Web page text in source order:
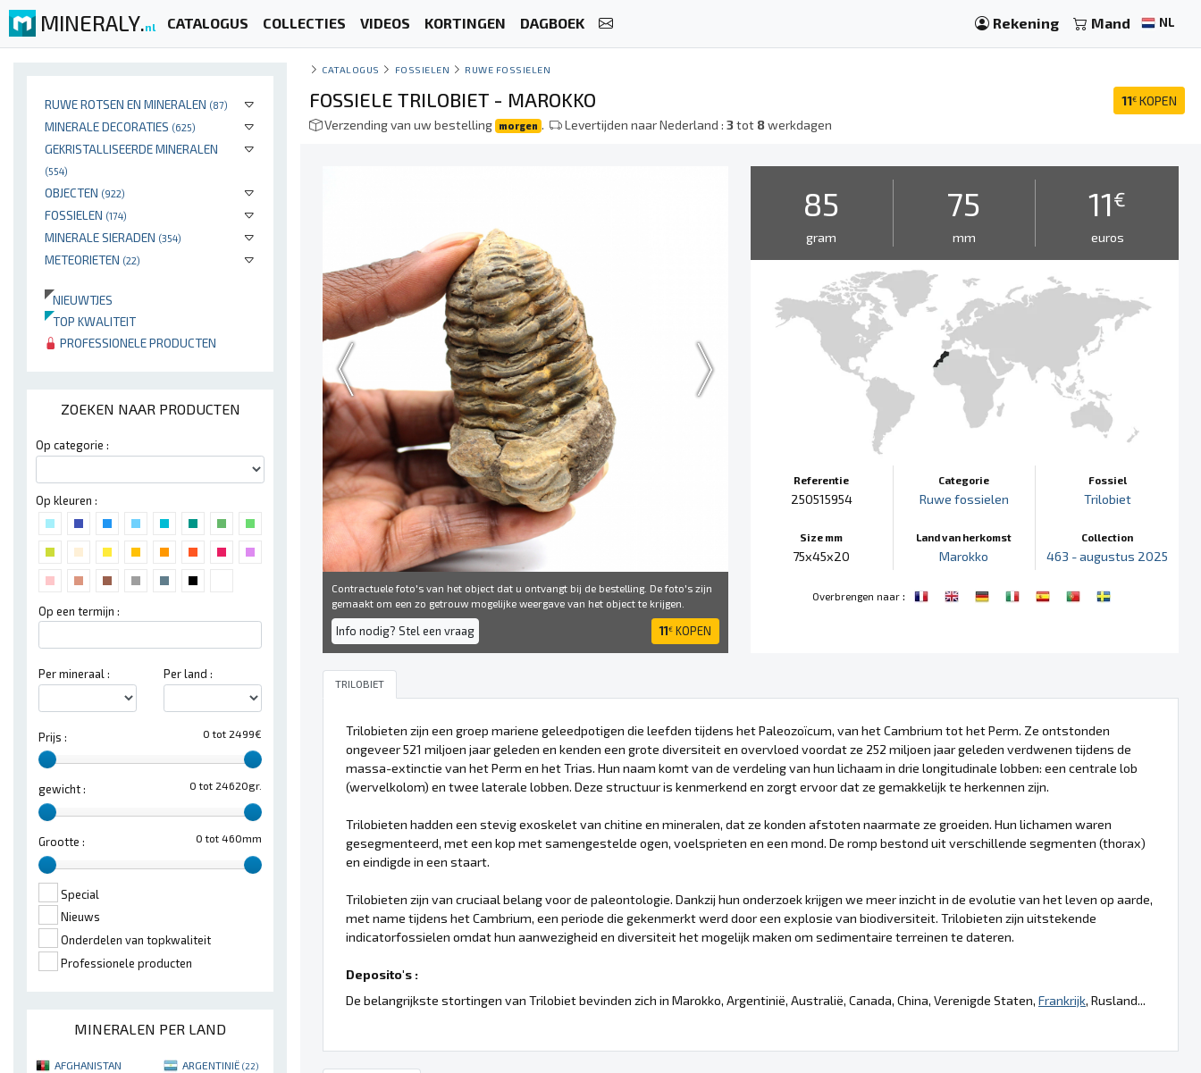
MINERALY.nl CATALOGUS COLLECTIES VIDEOS KORTINGEN DAGBOEK Rekening Mand NL
RUWE ROTSEN EN MINERALEN (87)
MINERALE DECORATIES (625)
GEKRISTALLISEERDE MINERALEN
(554)
OBJECTEN (922)
FOSSIELEN (174)
MINERALE SIERADEN (354)
METEORIETEN (22)
NIEUWTJES
TOP KWALITEIT
PROFESSIONELE PRODUCTEN
ZOEKEN NAAR PRODUCTEN
Op categorie :
Op kleuren :
Op een termijn :
Per mineraal : Per land :
0 tot 2499€
Prijs :
0 tot 24620gr.
gewicht :
0 tot 460mm
Grootte :
Special
Nieuws
Onderdelen van topkwaliteit
Professionele producten
MINERALEN PER LAND
AFGHANISTAN ARGENTINIË (22)
CATALOGUS FOSSIELEN RUWE FOSSIELEN
11€ KOPEN
FOSSIELE TRILOBIET - MAROKKO
Verzending van uw bestelling morgen . Levertijden naar Nederland :3tot 8werkdagen
Contractuele foto's van het object dat u ontvangt bij de bestelling. De foto's zijn
gemaakt om een ​​zo getrouw mogelijke weergave van het object te krijgen.
Info nodig? Stel een vraag 11€ KOPEN
85
gram
75
mm
11€
euros
Referentie
250515954
Size mm
75x45x20
Categorie
Ruwe fossielen
Land van herkomst
Marokko
Fossiel
Trilobiet
Collection
463 - augustus 2025
Overbrengen naar :
TRILOBIET
Trilobieten zijn een groep mariene geleedpotigen die leefden tijdens het Paleozoïcum, van het Cambrium tot het Perm. Ze ontstonden
ongeveer 521 miljoen jaar geleden en kenden een grote diversiteit en overvloed voordat ze 252 miljoen jaar geleden verdwenen tijdens de
massa-extinctie van het Perm en het Trias. Hun naam komt van de verdeling van hun lichaam in drie longitudinale lobben: een centrale lob
(wervelkolom) en twee laterale lobben. Deze structuur is kenmerkend en zorgt ervoor dat ze gemakkelijk te herkennen zijn.
Trilobieten hadden een stevig exoskelet van chitine en mineralen, dat ze konden afstoten naarmate ze groeiden. Hun lichamen waren
gesegmenteerd, met een kop met samengestelde ogen, voelsprieten en een mond. De romp bestond uit verschillende segmenten (thorax)
en eindigde in een staart.
Trilobieten zijn van cruciaal belang voor de paleontologie. Dankzij hun onderzoek krijgen we meer inzicht in de evolutie van het leven op aarde,
met name tijdens het Cambrium, een periode die gekenmerkt werd door een explosie van biodiversiteit. Trilobieten zijn uitstekende
indicatorfossielen omdat hun aanwezigheid en diversiteit het mogelijk maken om sedimentaire terreinen te dateren.
Deposito's :
De belangrijkste stortingen van Trilobiet bevinden zich in Marokko, Argentinië, Australië, Canada, China, Verenigde Staten, Frankrijk, Rusland...